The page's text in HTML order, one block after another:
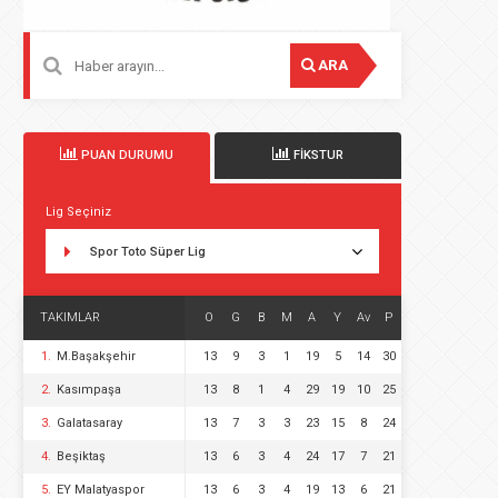
ARA
PUAN DURUMU FİKSTUR
Lig Seçiniz
Spor Toto Süper Lig
TAKIMLAR O G B M A Y Av P
1. M.Başakşehir 13 9 3 1 19 5 14 30
2. Kasımpaşa 13 8 1 4 29 19 10 25
3. Galatasaray 13 7 3 3 23 15 8 24
4. Beşiktaş 13 6 3 4 24 17 7 21
5. EY Malatyaspor 13 6 3 4 19 13 6 21